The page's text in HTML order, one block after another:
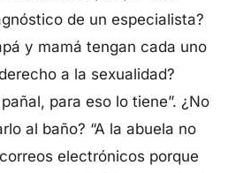
de un especialista?
y mamá tengan cada uno
a la sexualidad?
para eso lo tiene”. ¿No
al baño? “A la abuela no
electrónicos porque